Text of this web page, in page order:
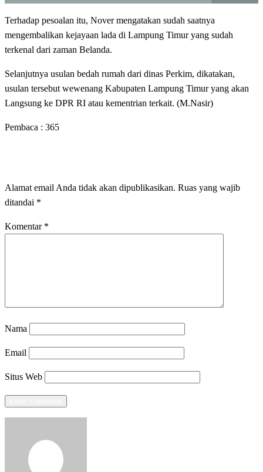
Terhadap pesoalan itu, Nover mengatakan sudah saatnya
mengembalikan kejayaan lada di Lampung Timur yang sudah
terkenal dari zaman Belanda.
Selanjutnya usulan bedah rumah dari dinas Perkim, dikatakan,
usulan tersebut wewenang Kabupaten Lampung Timur yang akan
Langsung ke DPR RI atau kementrian terkait. (M.Nasir)
Pembaca : 365
Alamat email Anda tidak akan dipublikasikan. Ruas yang wajib
ditandai *
Komentar *
Nama
Email
Situs Web